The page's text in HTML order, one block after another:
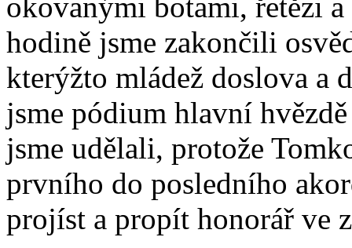
hodině jsme zakončili
kterýžto mládež doslova a
jsme pódium hlavní
jsme udělali, protože
prvního do posledního
projíst a propít honorář ve